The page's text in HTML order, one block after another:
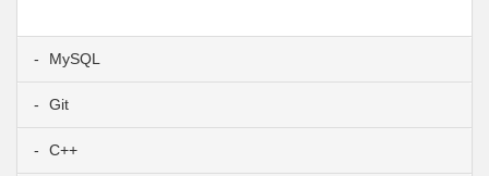
MySQL
Git
C++